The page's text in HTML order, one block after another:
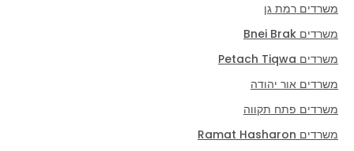
משרדים רמת גן
משרדים Bnei Brak
משרדים Petach Tiqwa
משרדים אור יהודה
משרדים פתח תקווה
משרדים Ramat Hasharon